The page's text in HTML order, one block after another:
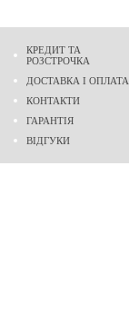
КРЕДИТ ТА
РОЗСТРОЧКА
ДОСТАВКА І ОПЛАТА
КОНТАКТИ
ГАРАНТІЯ
ВІДГУКИ